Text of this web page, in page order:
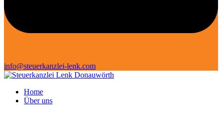
info@steuerkanzlei-lenk.com
Home
Über uns